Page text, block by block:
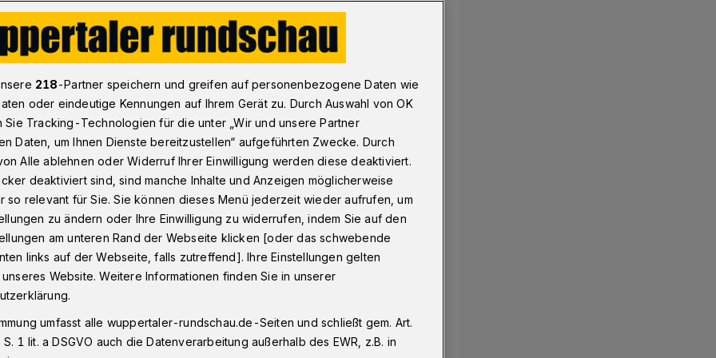
Vohwinkel Wuppertal: Auch ohne Trödel wird im September gefeiert
wird kräftig
für den Vohwinkel-Tag der „Aktion V“
Der Stadtteil freut sich trotz
ein kunterbuntes Fest-Wochenende
218-Partner speichern und greifen auf personenbezogene Daten wie
oder eindeutige Kennungen auf Ihrem Gerät zu. Durch Auswahl von OK
Sie Tracking-Technologien für die unter „Wir und unsere Partner
Daten, um Ihnen Dienste bereitzustellen“ aufgeführten Zwecke. Durch
Alle ablehnen oder Widerruf Ihrer Einwilligung werden diese deaktiviert.
deaktiviert sind, sind manche Inhalte und Anzeigen möglicherweise
so relevant für Sie. Sie können dieses Menü jederzeit wieder aufrufen, um
zu ändern oder Ihre Einwilligung zu widerrufen, indem Sie auf den
am unteren Rand der Webseite klicken [oder das schwebende
links auf der Webseite, falls zutreffend]. Ihre Einstellungen gelten
Website. Weitere Informationen finden Sie in unserer
umfasst alle wuppertaler-rundschau.de-Seiten und schließt gem. Art.
1 lit. a DSGVO auch die Datenverarbeitung außerhalb des EWR, z.B. in